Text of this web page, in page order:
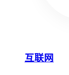
互联网